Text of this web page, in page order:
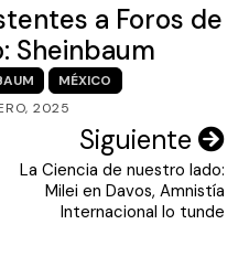
a Foros de
Sheinbaum
MÉXICO
2025
Siguiente
La Ciencia de nuestro lado:
Milei en Davos, Amnistía
Internacional lo tunde